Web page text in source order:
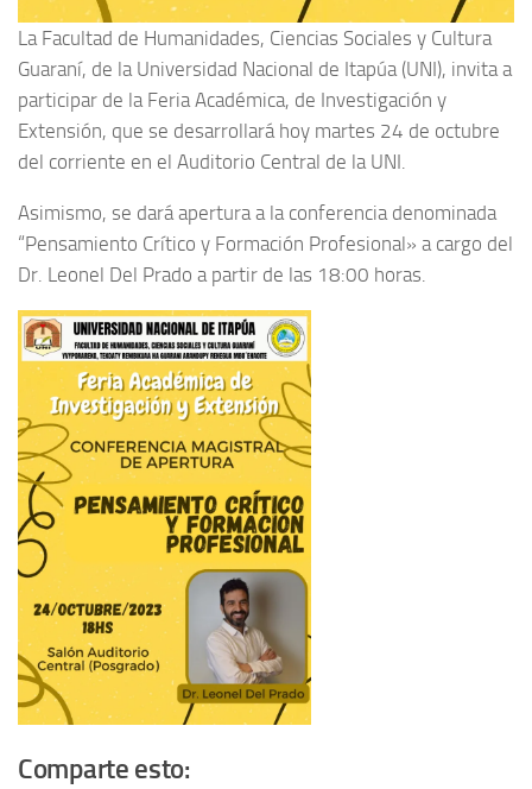
La Facultad de Humanidades, Ciencias Sociales y Cultura
Guaraní, de la Universidad Nacional de Itapúa (UNI), invita a
participar de la Feria Académica, de Investigación y
Extensión, que se desarrollará hoy martes 24 de octubre
del corriente en el Auditorio Central de la UNI.
Asimismo, se dará apertura a la conferencia denominada
“Pensamiento Crítico y Formación Profesional» a cargo del
Dr. Leonel Del Prado a partir de las 18:00 horas.
Comparte esto: